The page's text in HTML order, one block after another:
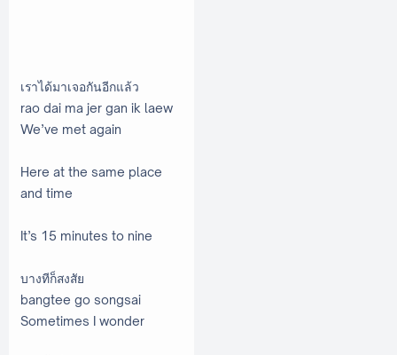
เราได้มาเจอกันอีกแล้ว
rao dai ma jer gan ik laew
We’ve met again
Here at the same place
and time
It’s 15 minutes to nine
บางทีก็สงสัย
bangtee go songsai
Sometimes I wonder